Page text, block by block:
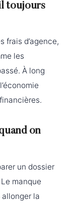
toujours
frais d’agence,
les
À long
on
un dossier
manque
allonger la